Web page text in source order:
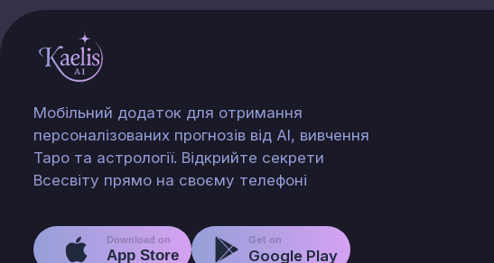
Мобільний додаток для отримання
персоналізованих прогнозів від AI, вивчення
Таро та астрології. Відкрийте секрети
Всесвіту прямо на своєму телефоні
Download on
App Store
Get on
Google Play